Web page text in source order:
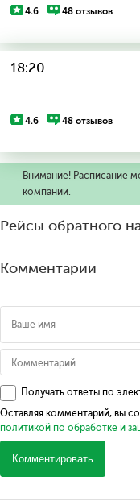
4.6 48 отзывов
18:20
4.6 48 отзывов
Внимание! Расписание
компании.
Рейсы обратного
Комментарии
Получать ответы по
Оставляя комментарий, вы
политикой по обработке и
Комментировать